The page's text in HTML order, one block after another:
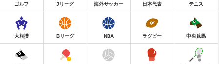
ゴルフ Jリーグ 海外サッカー 日本代表 テニス
大相撲 Bリーグ NBA ラグビー 中央競馬